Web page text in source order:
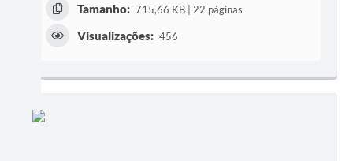
Tamanho: 715,66 KB | 22 páginas
Visualizações: 456